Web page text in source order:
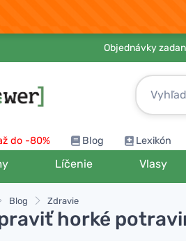
Objednávky
do -80% Blog Lexikón
Líčenie Vlasy
Blog Zdravie
horké